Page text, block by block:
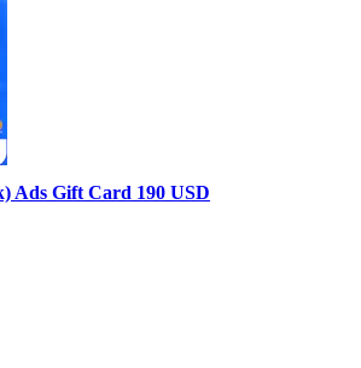
Ads Gift Card 190 USD